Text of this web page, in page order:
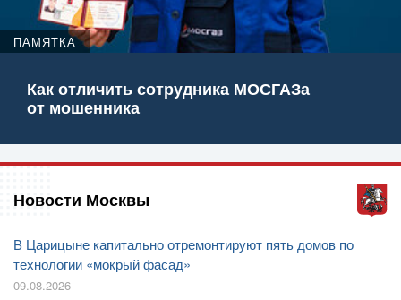
ПАМЯТКА
Как отличить сотрудника МОСГАЗа
от мошенника
Новости Москвы
В Царицыне капитально отремонтируют пять домов по
технологии «мокрый фасад»
09.08.2026